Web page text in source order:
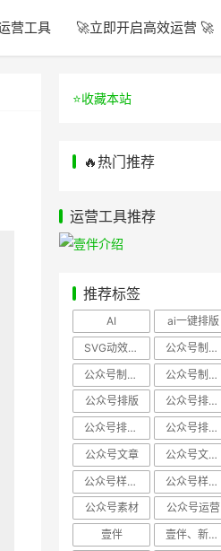
营工具 🚀立即开启高效运营 🚀
⭐️收藏本站
🔥热门推荐
运营工具推荐
推荐标签
AI ai一键排版
SVG动效样式
公众号制作、公众号排版
公众号制作、微信编辑器
公众号制作，公众号排版
公众号排版
公众号排版，公众号模板
公众号排版，微信编辑器
公众号排版，排版样式
公众号文章
公众号文章、公众号运营
公众号样式，微信公众号排版
公众号样式，微信编辑器
公众号素材
公众号运营
壹伴
壹伴、新媒体运营